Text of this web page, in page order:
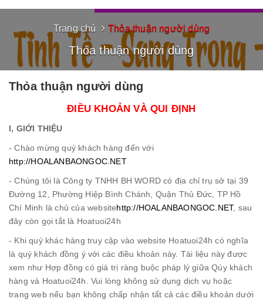
Trang chủ Thỏa thuận người dùng
Thỏa thuận người dùng
Thỏa thuận người dùng
ĐIỀU KHOẢN VÀ QUI ĐỊNH
I, GIỚI THIỆU
- Chào mừng quý khách hàng đến với
http://HOALANBAONGOC.NET
- Chúng tôi là Công ty TNHH BH WORD có địa chỉ trụ sở tại 39
Đường 12, Phường Hiệp Bình Chánh, Quận Thủ Đức, TP Hồ
Chí Minh là chủ của websitehttp://HOALANBAONGOC.NET, sau
đây còn gọi tắt là Hoatuoi24h
- Khi quý khác hàng truy cập vào website Hoatuoi24h có nghĩa
là quý khách đồng ý với các điều khoản này. Tài liệu này được
xem như Hợp đồng có giá trị ràng buộc pháp lý giữa Qúy khách
hàng và Hoatuoi24h. Vui lòng không sử dụng dịch vụ hoặc
trang web nếu bạn không chấp nhận tất cả các điều khoản dưới